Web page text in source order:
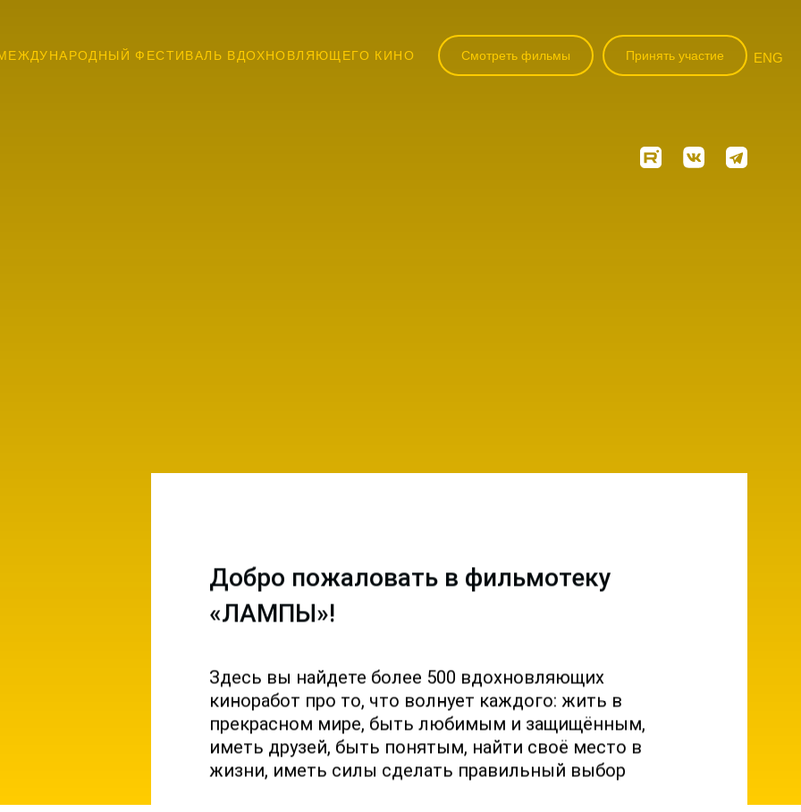
ФЕСТИВАЛЬ ВДОХНОВЛЯЮЩЕГО КИНО Смотреть фильмы Принять участие ENG
Добро пожаловать в фильмотеку
«ЛАМПЫ»!
Здесь вы найдете более 500 вдохновляющих
киноработ про то, что волнует каждого: жить в
прекрасном мире, быть любимым и защищённым,
иметь друзей, быть понятым, найти своё место в
жизни, иметь силы сделать правильный выбор